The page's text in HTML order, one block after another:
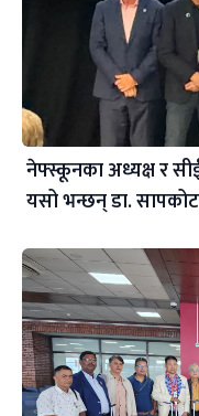
नेफ्स्कूनका अध्यक्ष र
यसो भन्छन् डा‍.